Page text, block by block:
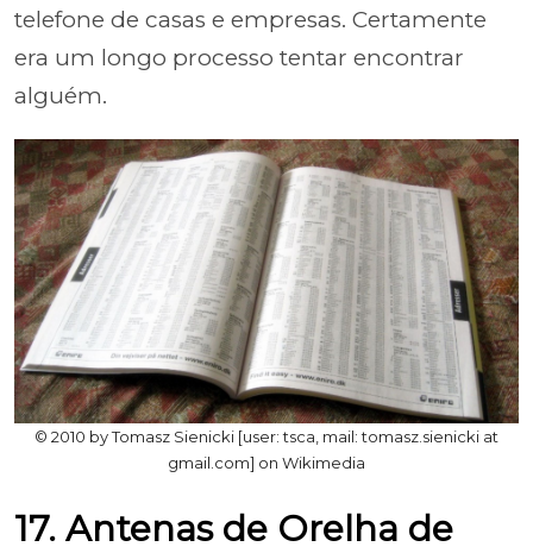
telefone de casas e empresas. Certamente
era um longo processo tentar encontrar
alguém.
© 2010 by Tomasz Sienicki [user: tsca, mail: tomasz.sienicki at
gmail.com] on Wikimedia
17. Antenas de Orelha de